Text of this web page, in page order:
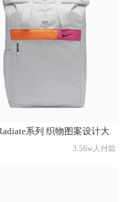
系列 织物图案设计大
练运动双肩包 白彩虹3.56w人付款